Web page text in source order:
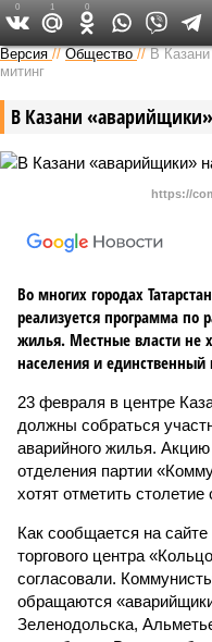
Версия //Общество //В
митинг
В Казани
https://
Во многих городах
реализуется программа по
жилья. Местные власти не
населения и
23 февраля в центре
должны собраться
аварийного жилья. Акцию
отделения партии
хотят отметить
Как сообщается на
торгового центра
согласовали.
обращаются
Зеленодольска,
0 1 0